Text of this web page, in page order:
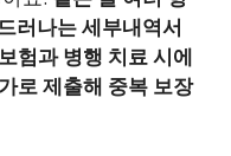
러나는 세부내역서
험과 병행 치료 시에
로 제출해 중복 보장